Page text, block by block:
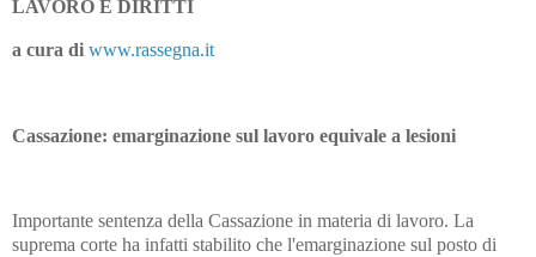
LAVORO E DIRITTI
a cura di www.rassegna.it
Cassazione: emarginazione sul lavoro equivale a lesioni
Importante sentenza della Cassazione in materia di lavoro. La
suprema corte ha infatti stabilito che l'emarginazione sul posto di